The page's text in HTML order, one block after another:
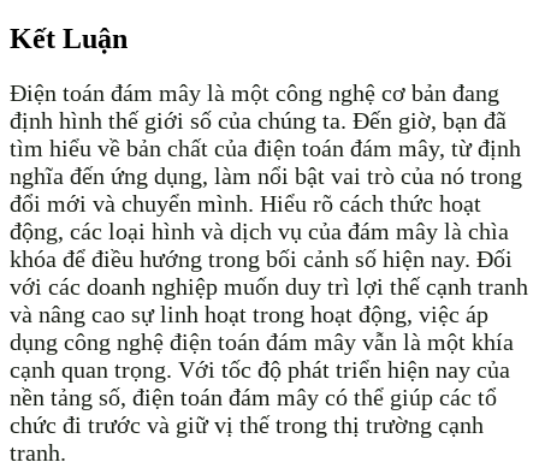
Kết Luận
Điện toán đám mây là một công nghệ cơ bản đang
định hình thế giới số của chúng ta. Đến giờ, bạn đã
tìm hiểu về bản chất của điện toán đám mây, từ định
nghĩa đến ứng dụng, làm nổi bật vai trò của nó trong
đổi mới và chuyển mình. Hiểu rõ cách thức hoạt
động, các loại hình và dịch vụ của đám mây là chìa
khóa để điều hướng trong bối cảnh số hiện nay. Đối
với các doanh nghiệp muốn duy trì lợi thế cạnh tranh
và nâng cao sự linh hoạt trong hoạt động, việc áp
dụng công nghệ điện toán đám mây vẫn là một khía
cạnh quan trọng. Với tốc độ phát triển hiện nay của
nền tảng số, điện toán đám mây có thể giúp các tổ
chức đi trước và giữ vị thế trong thị trường cạnh
tranh.